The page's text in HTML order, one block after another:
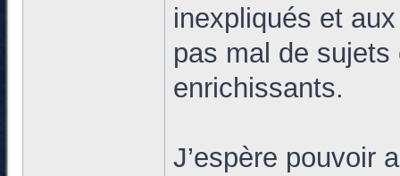
inexpliqués et
pas mal de
enrichissants.
J’espère pouvoir